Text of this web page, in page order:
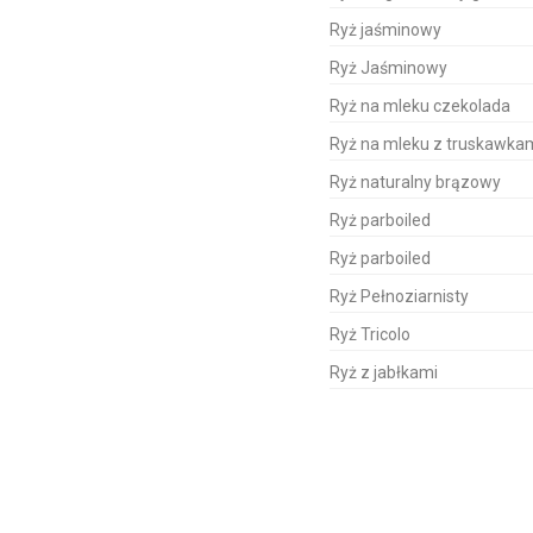
Ryż jaśminowy
Ryż Jaśminowy
Ryż na mleku czekolada
Ryż na mleku z
Ryż naturalny brązowy
Ryż parboiled
Ryż parboiled
Ryż Pełnoziarnisty
Ryż Tricolo
Ryż z jabłkami